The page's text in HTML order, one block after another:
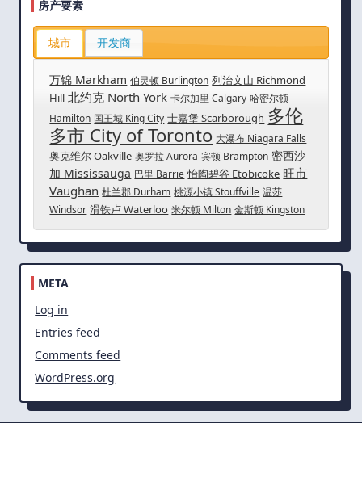
房产要素
城市 开发商
万锦 Markham 伯灵顿 Burlington 列治文山 Richmond
Hill 北约克 North York 卡尔加里 Calgary 哈密尔顿
Hamilton 国王城 King City 士嘉堡 Scarborough 多伦
多市 City of Toronto 大瀑布 Niagara Falls
奥克维尔 Oakville 奥罗拉 Aurora 宾顿 Brampton 密西沙
加 Mississauga 巴里 Barrie 怡陶碧谷 Etobicoke 旺市
Vaughan 杜兰郡 Durham 桃源小镇 Stouffville 温莎
Windsor 滑铁卢 Waterloo 米尔顿 Milton 金斯顿 Kingston
META
Log in
Entries feed
Comments feed
WordPress.org